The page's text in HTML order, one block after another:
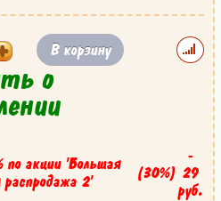
В корзину
о
по акции 'Большая
2'
(30%)
-
29
руб.